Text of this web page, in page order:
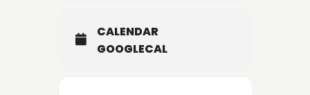
CALENDAR
GOOGLECAL